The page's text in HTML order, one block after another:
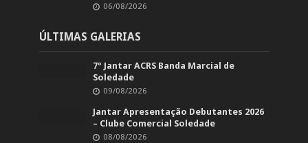
06/08/2026
ÚLTIMAS GALERIAS
7º Jantar ACRS Banda Marcial de
Soledade
09/08/2026
Jantar Apresentação Debutantes 2026
– Clube Comercial Soledade
08/08/2026